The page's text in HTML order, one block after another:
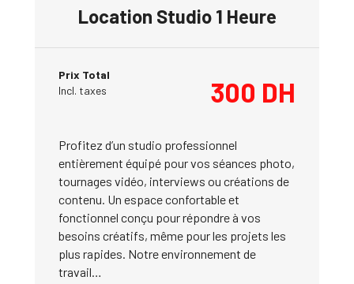
Location Studio 1 Heure
Prix Total
Incl. taxes
300 DH
Profitez d’un studio professionnel
entièrement équipé pour vos séances photo,
tournages vidéo, interviews ou créations de
contenu. Un espace confortable et
fonctionnel conçu pour répondre à vos
besoins créatifs, même pour les projets les
plus rapides. Notre environnement de
travail…